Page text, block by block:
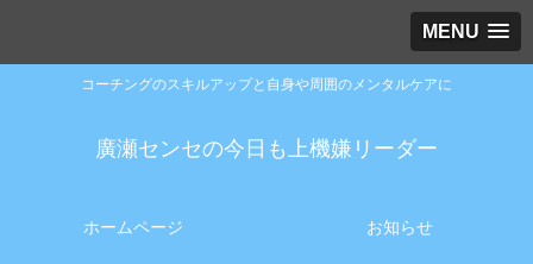
MENU
コーチングのスキルアップと自身や周囲のメンタルケアに
廣瀬センセの今日も上機嫌リーダー
ホームページ お知らせ